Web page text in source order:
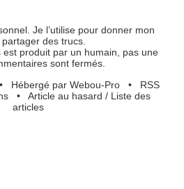
Je l’utilise pour donner mon
des trucs.
produit par un humain, pas une
sont fermés.
Hébergé par Webou-Pro• RSS
• Article au hasard / Liste des
articles